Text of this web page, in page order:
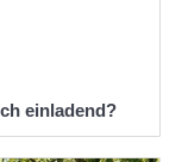
einladend?